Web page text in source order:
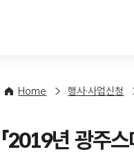
Home 행사·사업신청
「2019년 광주